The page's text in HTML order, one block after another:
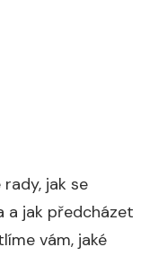
jak se
a jak předcházet
vám, jaké